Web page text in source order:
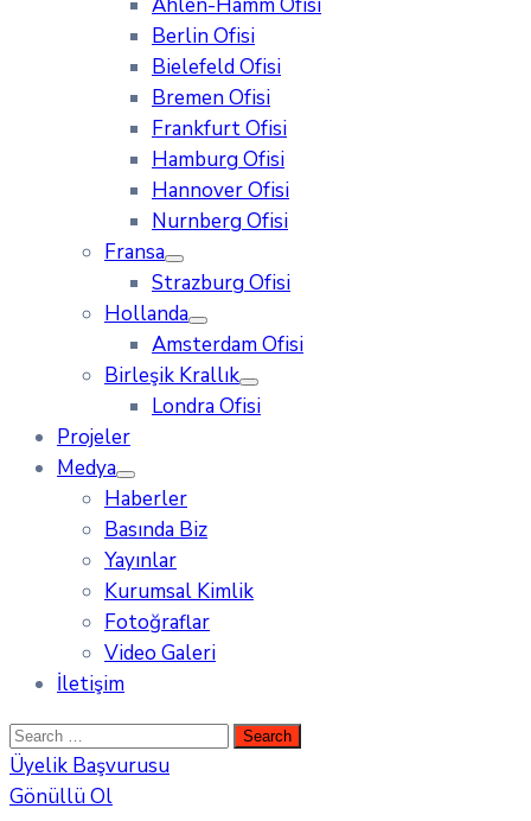
Berlin Ofisi
Bielefeld Ofisi
Bremen Ofisi
Frankfurt Ofisi
Hamburg Ofisi
Hannover Ofisi
Nurnberg Ofisi
Fransa
Strazburg Ofisi
Hollanda
Amsterdam Ofisi
Birleşik Krallık
Londra Ofisi
Projeler
Medya
Haberler
Basında Biz
Yayınlar
Kurumsal Kimlik
Fotoğraflar
Video Galeri
İletişim
Üyelik Başvurusu
Gönüllü Ol